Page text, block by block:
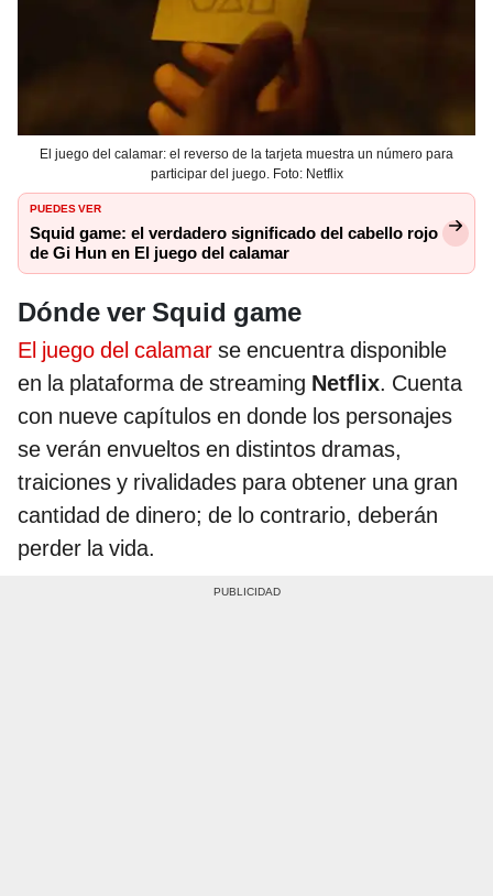
El juego del calamar: el reverso de la tarjeta muestra un número para
participar del juego. Foto: Netflix
PUEDES VER
Squid game: el verdadero significado del cabello rojo
de Gi Hun en El juego del calamar
Dónde ver Squid game
El juego del calamar se encuentra disponible
en la plataforma de streaming Netflix. Cuenta
con nueve capítulos en donde los personajes
se verán envueltos en distintos dramas,
traiciones y rivalidades para obtener una gran
cantidad de dinero; de lo contrario, deberán
perder la vida.